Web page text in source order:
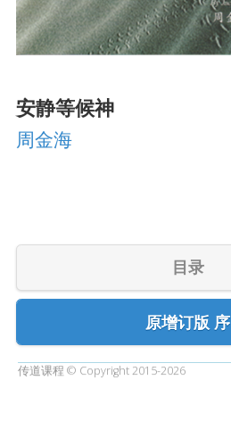
安静等候神
周金海
目录
原增订版 序
传道课程 © Copyright 2015-2026